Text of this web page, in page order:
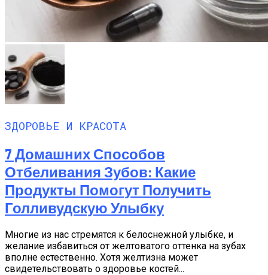
ЗДОРОВЬЕ И КРАСОТА
7 Домашних Способов
Отбеливания Зубов: Какие
Продукты Помогут Получить
Голливудскую Улыбку
Многие из нас стремятся к белоснежной улыбке, и
желание избавиться от желтоватого оттенка на зубах
вполне естественно. Хотя желтизна может
свидетельствовать о здоровье костей...